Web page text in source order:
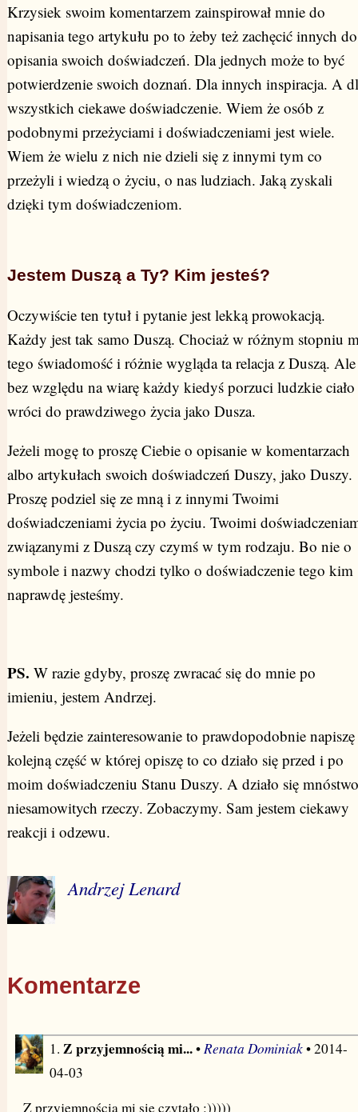
Krzysiek swoim komentarzem zainspirował mnie do
napisania tego artykułu po to żeby też zachęcić innych do
opisania swoich doświadczeń. Dla jednych może to być
potwierdzenie swoich doznań. Dla innych inspiracja. A
wszystkich ciekawe doświadczenie. Wiem że osób z
podobnymi przeżyciami i doświadczeniami jest wiele.
Wiem że wielu z nich nie dzieli się z innymi tym co
przeżyli i wiedzą o życiu, o nas ludziach. Jaką zyskali
dzięki tym doświadczeniom.
Jestem Duszą a Ty? Kim jesteś?
Oczywiście ten tytuł i pytanie jest lekką prowokacją.
Każdy jest tak samo Duszą. Chociaż w różnym stopniu
tego świadomość i różnie wygląda ta relacja z Duszą. Ale
bez względu na wiarę każdy kiedyś porzuci ludzkie
wróci do prawdziwego życia jako Dusza.
Jeżeli mogę to proszę Ciebie o opisanie w komentarzach
albo artykułach swoich doświadczeń Duszy, jako Duszy.
Proszę podziel się ze mną i z innymi Twoimi
doświadczeniami życia po życiu. Twoimi
związanymi z Duszą czy czymś w tym rodzaju. Bo nie o
symbole i nazwy chodzi tylko o doświadczenie tego kim
naprawdę jesteśmy.
PS. W razie gdyby, proszę zwracać się do mnie po
imieniu, jestem Andrzej.
Jeżeli będzie zainteresowanie to prawdopodobnie napiszę
kolejną część w której opiszę to co działo się przed i po
moim doświadczeniu Stanu Duszy. A działo się mnóstwo
niesamowitych rzeczy. Zobaczymy. Sam jestem ciekawy
reakcji i odzewu.
Andrzej Lenard
Komentarze
1. Z przyjemnością mi...• Renata Dominiak• 2014-
04-03
Z przyjemnością mi się czytało :)))))